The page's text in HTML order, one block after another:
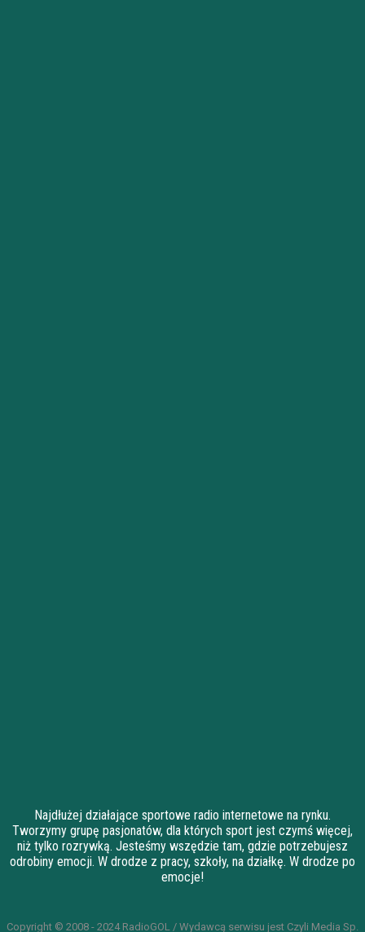
Najdłużej działające sportowe radio internetowe na rynku.
Tworzymy grupę pasjonatów, dla których sport jest czymś więcej,
niż tylko rozrywką. Jesteśmy wszędzie tam, gdzie potrzebujesz
odrobiny emocji. W drodze z pracy, szkoły, na działkę. W drodze po
emocje!
Copyright © 2008 - 2024 RadioGOL / Wydawcą serwisu jest Czyli Media Sp.